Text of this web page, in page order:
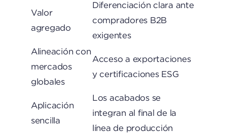
Valor
agregado
Diferenciación clara ante
compradores B2B
exigentes
Alineación con
mercados
globales
Acceso a exportaciones
y certificaciones ESG
Aplicación
sencilla
Los acabados se
integran al final de la
línea de producción